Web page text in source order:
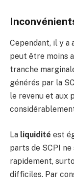
Cependant, il y a
peut être moins
tranche
générés par la
le revenu et aux
La liquidité est
parts de SCPI
rapidement,
difficiles. Par